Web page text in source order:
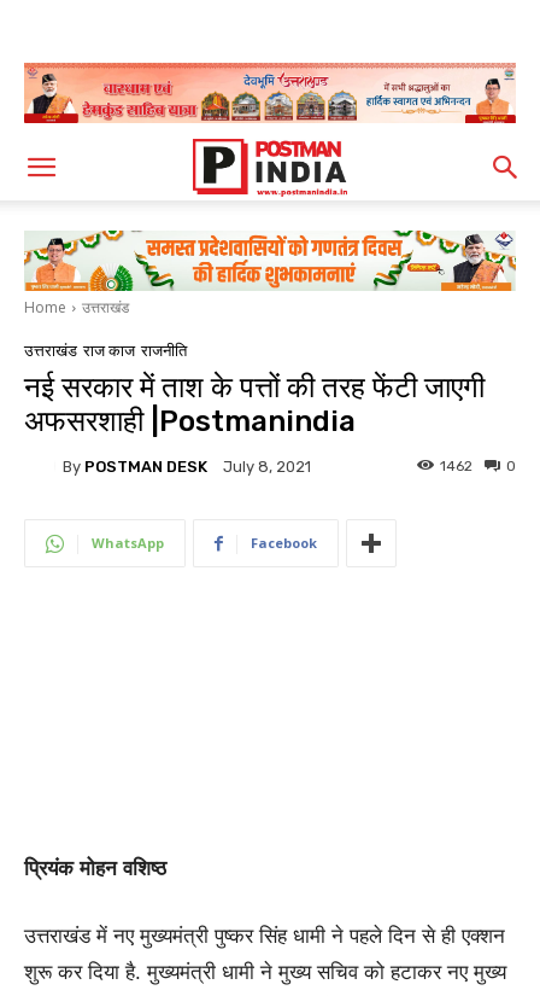
Home उत्तराखंड
उत्तराखंड राज काज राजनीति
नई सरकार में ताश के पत्तों की तरह फेंटी जाएगी
अफसरशाही |Postmanindia
By POSTMAN DESK July 8, 2021 0
1462
WhatsApp Facebook
प्रियंक मोहन वशिष्ठ
उत्तराखंड में नए मुख्यमंत्री पुष्कर सिंह धामी ने पहले दिन से ही एक्शन
शुरू कर दिया है. मुख्यमंत्री धामी ने मुख्य सचिव को हटाकर नए मुख्य